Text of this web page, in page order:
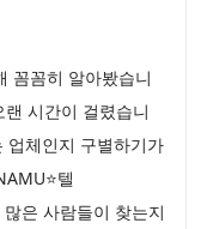
꼼꼼히 알아봤습니
시간이 걸렸습니
업체인지 구별하기가
텔
은 사람들이 찾는지